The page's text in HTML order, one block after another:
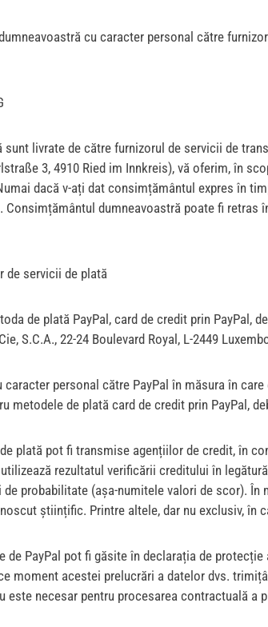
cu caracter personal către
sunt livrate de către furnizorul de servicii de
3, 4910 Ried im Innkreis), vă oferim, în
dacă v-ați dat consimțământul expres în
dumneavoastră poate fi
de servicii de plată
de plată PayPal, card de credit prin PayPal,
S.C.A., 22-24 Boulevard Royal, L-2449
personal către PayPal în măsura în
metodele de plată card de credit prin PayPal,
plată pot fi transmise agențiilor de credit, în
rezultatul verificării creditului în
probabilitate (așa-numitele valori de scor).
științific. Printre altele, dar nu exclusiv, în
de PayPal pot fi găsite în declarația de
moment acestei prelucrări a datelor dvs.
este necesar pentru procesarea contractuală a